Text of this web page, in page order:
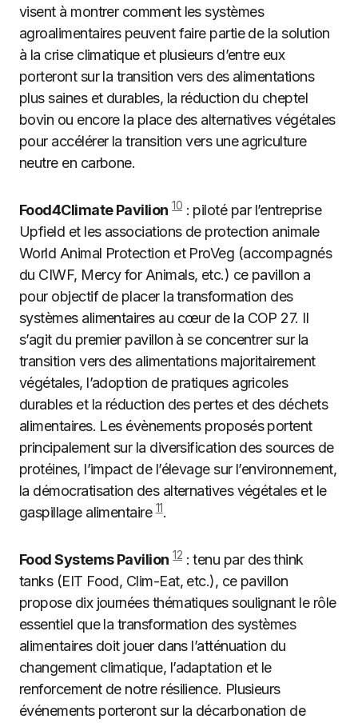
visent à montrer comment les systèmes
agroalimentaires peuvent faire partie de la solution
à la crise climatique et plusieurs d’entre eux
porteront sur la transition vers des alimentations
plus saines et durables, la réduction du cheptel
bovin ou encore la place des alternatives végétales
pour accélérer la transition vers une agriculture
neutre en carbone.
Food4Climate Pavilion 10 : piloté par l’entreprise
Upfield et les associations de protection animale
World Animal Protection et ProVeg (accompagnés
du CIWF, Mercy for Animals, etc.) ce pavillon a
pour objectif de placer la transformation des
systèmes alimentaires au cœur de la COP 27. Il
s’agit du premier pavillon à se concentrer sur la
transition vers des alimentations majoritairement
végétales, l’adoption de pratiques agricoles
durables et la réduction des pertes et des déchets
alimentaires. Les évènements proposés portent
principalement sur la diversification des sources de
protéines, l’impact de l’élevage sur l’environnement,
la démocratisation des alternatives végétales et le
gaspillage alimentaire11.
Food Systems Pavilion 12 : tenu par des think
tanks (EIT Food, Clim-Eat, etc.), ce pavillon
propose dix journées thématiques soulignant le rôle
essentiel que la transformation des systèmes
alimentaires doit jouer dans l’atténuation du
changement climatique, l’adaptation et le
renforcement de notre résilience. Plusieurs
événements porteront sur la décarbonation de